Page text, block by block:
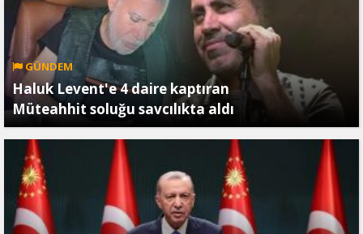
GÜNDEM
Haluk Levent'e 4 daire kaptıran
Müteahhit soluğu savcılıkta aldı